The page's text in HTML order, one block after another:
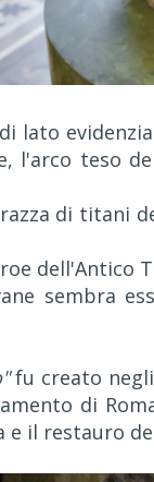
lato
l'arco teso
di titani
dell'Antico
sembra
fu creato negli
di
il restauro